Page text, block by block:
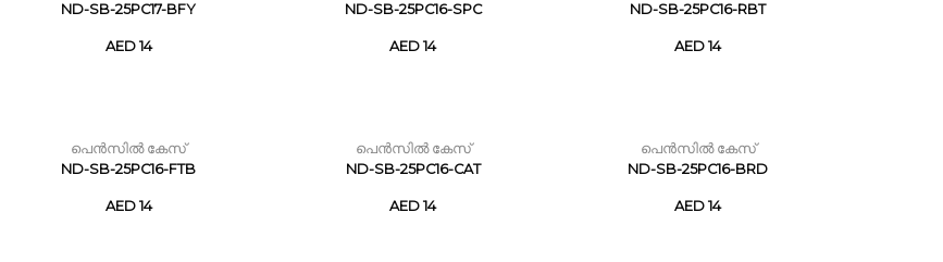
ND-SB-25PC17-BFY
AED 14
ND-SB-25PC16-SPC
AED 14
ND-SB-25PC16-RBT
AED 14
പെൻസിൽ കേസ്
ND-SB-25PC16-FTB
AED 14
പെൻസിൽ കേസ്
ND-SB-25PC16-CAT
AED 14
പെൻസിൽ കേസ്
ND-SB-25PC16-BRD
AED 14